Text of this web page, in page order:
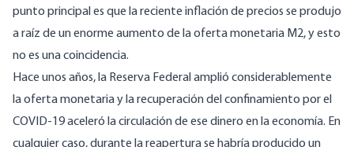
punto principal es que la reciente inflación de precios se produjo
a raíz de un enorme aumento de la oferta monetaria M2, y esto
no es una coincidencia.
Hace unos años, la Reserva Federal amplió considerablemente
la oferta monetaria y la recuperación del confinamiento por el
COVID-19 aceleró la circulación de ese dinero en la economía. En
cualquier caso, durante la reapertura se habría producido un